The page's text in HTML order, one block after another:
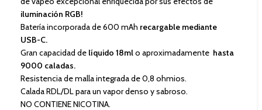
iluminación RGB!
Batería incorporada de 600 mAh recargable mediante
USB-C.
Gran capacidad de líquido 18mlo aproximadamente hasta
9000 caladas.
Resistencia de malla integrada de 0,8 ohmios.
Calada RDL/DL para un vapor denso y sabroso.
NO CONTIENE NICOTINA.